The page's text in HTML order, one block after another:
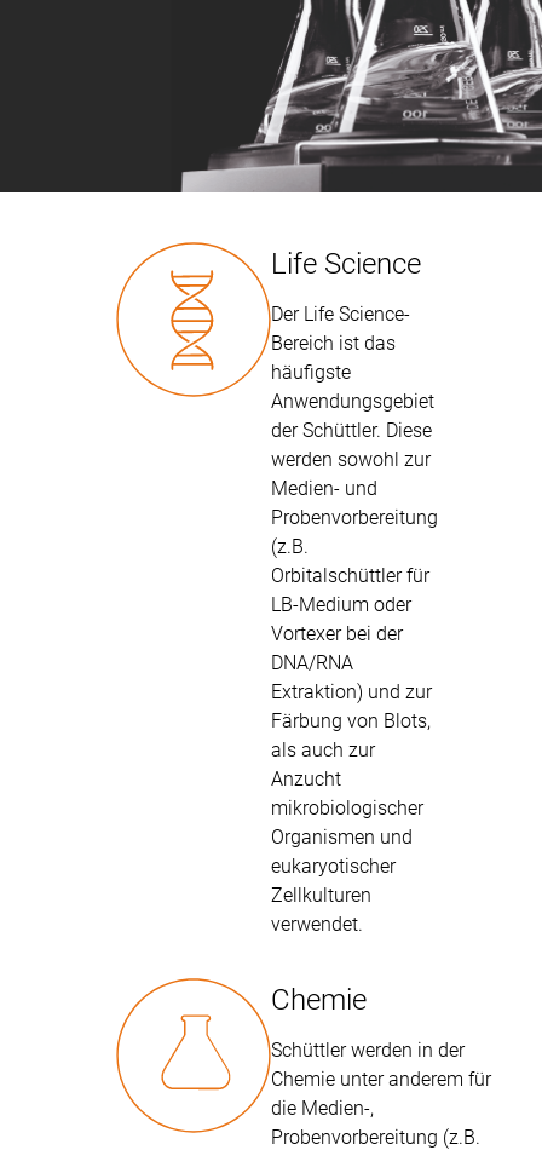
Life Science
Der Life Science-
Bereich ist das
häufigste
Anwendungsgebiet
der Schüttler. Diese
werden sowohl zur
Medien- und
Probenvorbereitung
(z.B.
Orbitalschüttler für
LB-Medium oder
Vortexer bei der
DNA/RNA
Extraktion) und zur
Färbung von Blots,
als auch zur
Anzucht
mikrobiologischer
Organismen und
eukaryotischer
Zellkulturen
verwendet.
Chemie
Schüttler werden in der
Chemie unter anderem für
die Medien-,
Probenvorbereitung (z.B.